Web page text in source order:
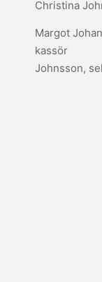
Christina
Margot
Johnsson,